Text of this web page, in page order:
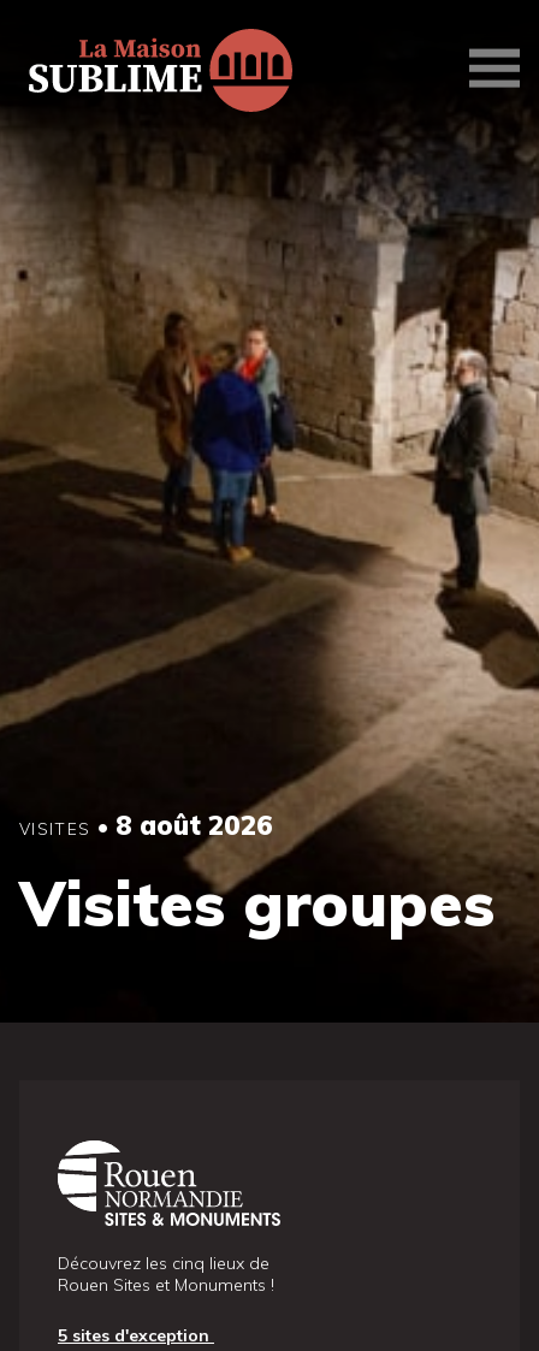
Maison
VISITES • 8 août 2026
Visites groupes
Découvrez les cinq lieux de
Rouen Sites et Monuments !
5 sites d'exception